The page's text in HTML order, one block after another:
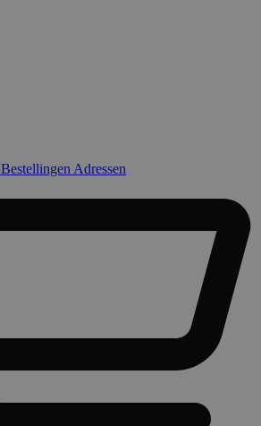
Bestellingen Adressen